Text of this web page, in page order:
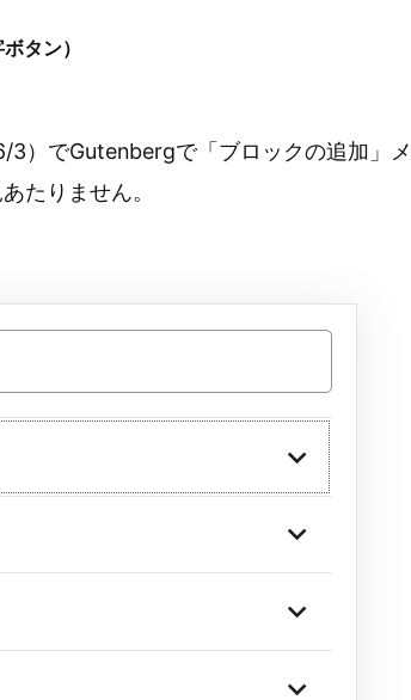
タン）
）でGutenbergで「ブロックの追加」
たりません。